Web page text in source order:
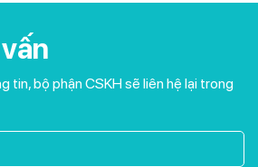
tin, bộ phận CSKH sẽ liên hệ lại trong